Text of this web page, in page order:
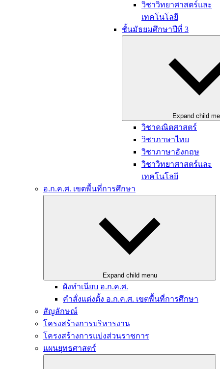
วิชาวิทยาศาสตร์และ
เทคโนโลยี
ชั้นมัธยมศึกษาปีที่ 3
Expand child
วิชาคณิตศาสตร์
วิชาภาษาไทย
วิชาภาษาอังกฤษ
วิชาวิทยาศาสตร์และ
เทคโนโลยี
อ.ก.ค.ศ. เขตพื้นที่การศึกษา
Expand child menu
ผังทำเนียบ อ.ก.ค.ศ.
คำสั่งแต่งตั้ง อ.ก.ค.ศ. เขตพื้นที่การศึกษา
สัญลักษณ์
โครงสร้างการบริหารงาน
โครงสร้างการแบ่งส่วนราชการ
แผนยุทธศาสตร์